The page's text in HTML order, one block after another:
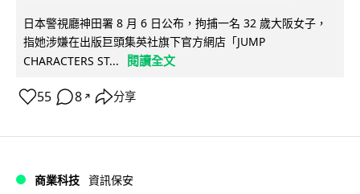
日本警視廳神田署 8 月 6 日公布，拘捕一名 32 歲大阪女子，
指她涉嫌在出版巨頭集英社旗下官方網店「JUMP
CHARACTERS ST...
閱讀全文
55 8 ↗ 分享
商業科技 資訊保安